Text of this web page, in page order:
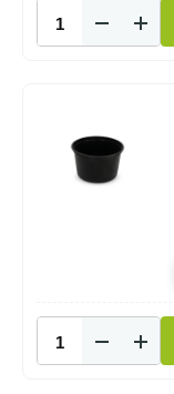
Bakjes
-
Soeppot
350cc
Transparant
Bakjes
-